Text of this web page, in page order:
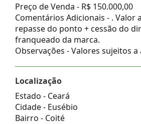
Preço de Venda - R$ 150.000,00
Comentários Adicionais - . Valor
repasse do ponto + cessão do
franqueado da marca.
Observações - Valores sujeitos a
Localização
Estado - Ceará
Cidade - Eusébio
Bairro - Coité